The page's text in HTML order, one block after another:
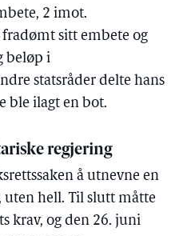
2 imot.
sitt embete og
beløp i
statsråder delte hans
ble ilagt en bot.
regjering
å utnevne en
uten hell. Til slutt måtte
krav, og den 26. juni